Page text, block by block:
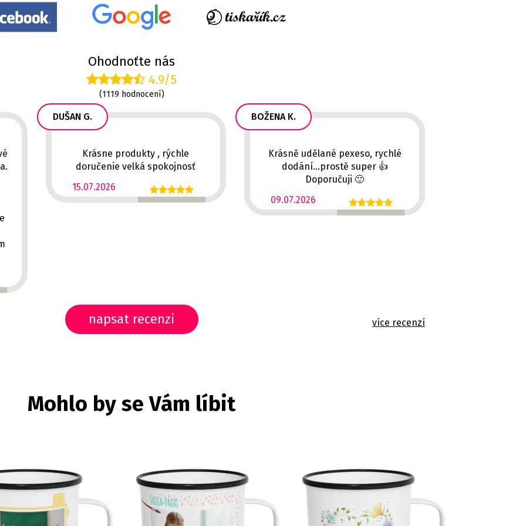
Ohodnoťte nás
4.9/5
(1119 hodnocení)
DUŠAN G.
15.07.2026
Krásne produkty , rýchle
doručenie velká spokojnosť
BOŽENA K.
09.07.2026
Krásně udělané pexeso, rychlé
dodání...prostě super 👍
Doporučuji 🙂
napsat recenzi více recenzí
Mohlo by se Vám líbit